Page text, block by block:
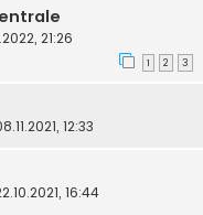
21:26
1 2 3
12:33
16:44